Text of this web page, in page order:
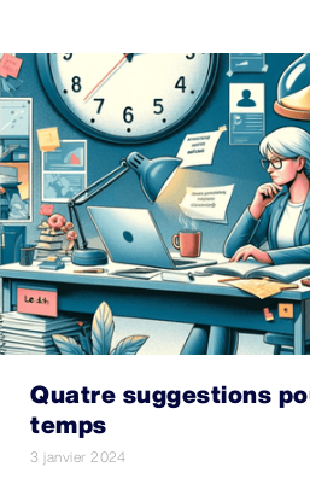
Quatre suggestions
temps
3 janvier 2024